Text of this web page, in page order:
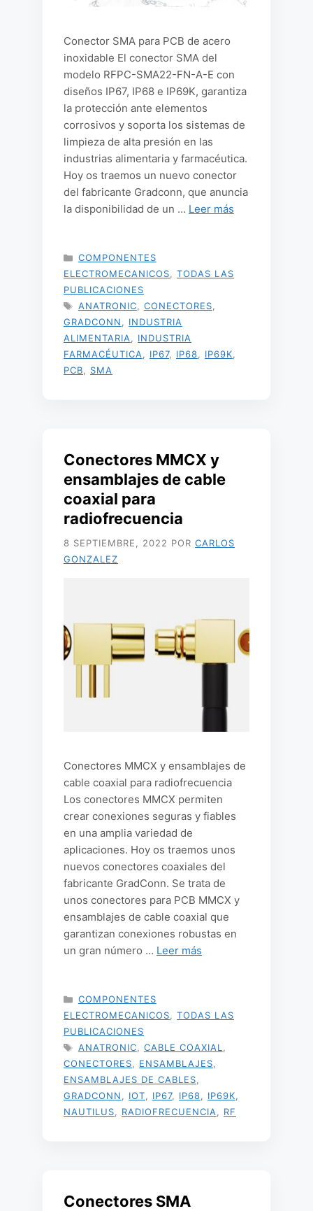
Conector SMA para PCB de acero
inoxidable El conector SMA del
modelo RFPC-SMA22-FN-A-E con
diseños IP67, IP68 e IP69K, garantiza
la protección ante elementos
corrosivos y soporta los sistemas de
limpieza de alta presión en las
industrias alimentaria y farmacéutica.
Hoy os traemos un nuevo conector
del fabricante Gradconn, que anuncia
la disponibilidad de un … Leer más
CATEGORÍAS
COMPONENTES
ELECTROMECANICOS
TODAS LAS
PUBLICACIONES
ETIQUETAS
ANATRONIC CONECTORES
GRADCONN
INDUSTRIA
ALIMENTARIA
INDUSTRIA
FARMACÉUTICA
IP67, IP68 IP69K
PCB
SMA
Conectores MMCX y
ensamblajes de cable
coaxial para
radiofrecuencia
8 SEPTIEMBRE, 2022 POR CARLOS
GONZALEZ
Conectores MMCX y ensamblajes de
cable coaxial para radiofrecuencia
Los conectores MMCX permiten
crear conexiones seguras y fiables
en una amplia variedad de
aplicaciones. Hoy os traemos unos
nuevos conectores coaxiales del
fabricante GradConn. Se trata de
unos conectores para PCB MMCX y
ensamblajes de cable coaxial que
garantizan conexiones robustas en
un gran número … Leer más
CATEGORÍAS
COMPONENTES
ELECTROMECANICOS
TODAS LAS
PUBLICACIONES
ETIQUETAS
ANATRONIC CABLE COAXIAL
CONECTORES
ENSAMBLAJES
ENSAMBLAJES DE CABLES
GRADCONN
IOT IP67, IP68 IP69K
NAUTILUS
RADIOFRECUENCIA RF
Conectores SMA